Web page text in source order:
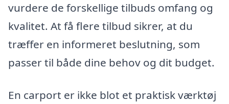
vurdere de forskellige tilbuds omfang og
kvalitet. At få flere tilbud sikrer, at du
træffer en informeret beslutning, som
passer til både dine behov og dit budget.
En carport er ikke blot et praktisk værktøj